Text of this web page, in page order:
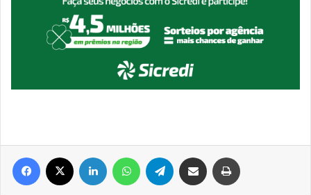
Facebook Linkedin WhatsAppTelegram Compartilhar via e-mail